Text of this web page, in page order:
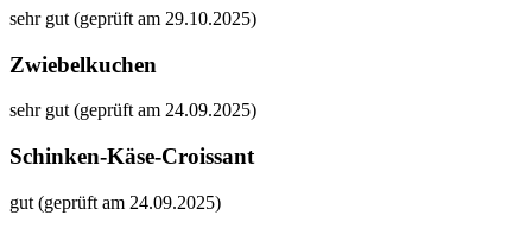
sehr gut (geprüft am 29.10.2025)
Zwiebelkuchen
sehr gut (geprüft am 24.09.2025)
Schinken-Käse-Croissant
gut (geprüft am 24.09.2025)